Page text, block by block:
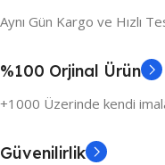
Aynı Gün Kargo ve Hızlı
%100 Orjinal Ürün
+1000 Üzerinde kendi
Güvenilirlik